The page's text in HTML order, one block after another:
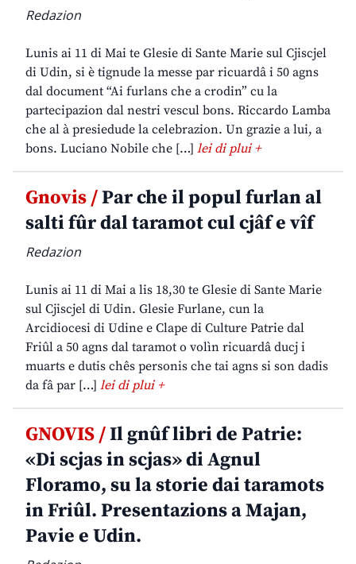
Redazion
Lunis ai 11 di Mai te Glesie di Sante Marie sul Cjiscjel
di Udin, si è tignude la messe par ricuardâ i 50 agns
dal document “Ai furlans che a crodin” cu la
partecipazion dal nestri vescul bons. Riccardo Lamba
che al à presiedude la celebrazion. Un grazie a lui, a
bons. Luciano Nobile che […] lei di plui +
Gnovis /Par che il popul furlan al
salti fûr dal taramot cul cjâf e vîf
Redazion
Lunis ai 11 di Mai a lis 18,30 te Glesie di Sante Marie
sul Cjiscjel di Udin. Glesie Furlane, cun la
Arcidiocesi di Udine e Clape di Culture Patrie dal
Friûl a 50 agns dal taramot o volìn ricuardâ ducj i
muarts e dutis chês personis che tai agns si son dadis
da fâ par […] lei di plui +
GNOVIS /Il gnûf libri de Patrie:
«Di scjas in scjas» di Agnul
Floramo, su la storie dai taramots
in Friûl. Presentazions a Majan,
Pavie e Udin.